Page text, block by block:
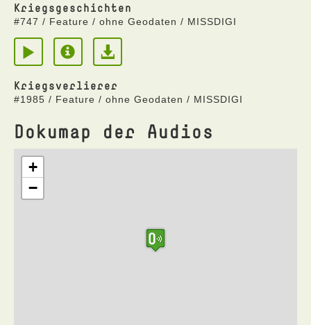
Kriegsgeschichten
#747 / Feature / ohne Geodaten / MISSDIGI
Kriegsverlierer
#1985 / Feature / ohne Geodaten / MISSDIGI
Dokumap der Audios